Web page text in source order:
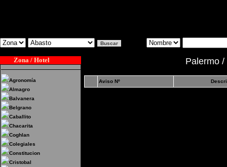
Zona / Hotel
Agronomía
Almagro
Balvanera
Belgrano
Caballito
Chacarita
Coghlan
Colegiales
Constitucion
Cristobal
Palermo
Aviso Nº